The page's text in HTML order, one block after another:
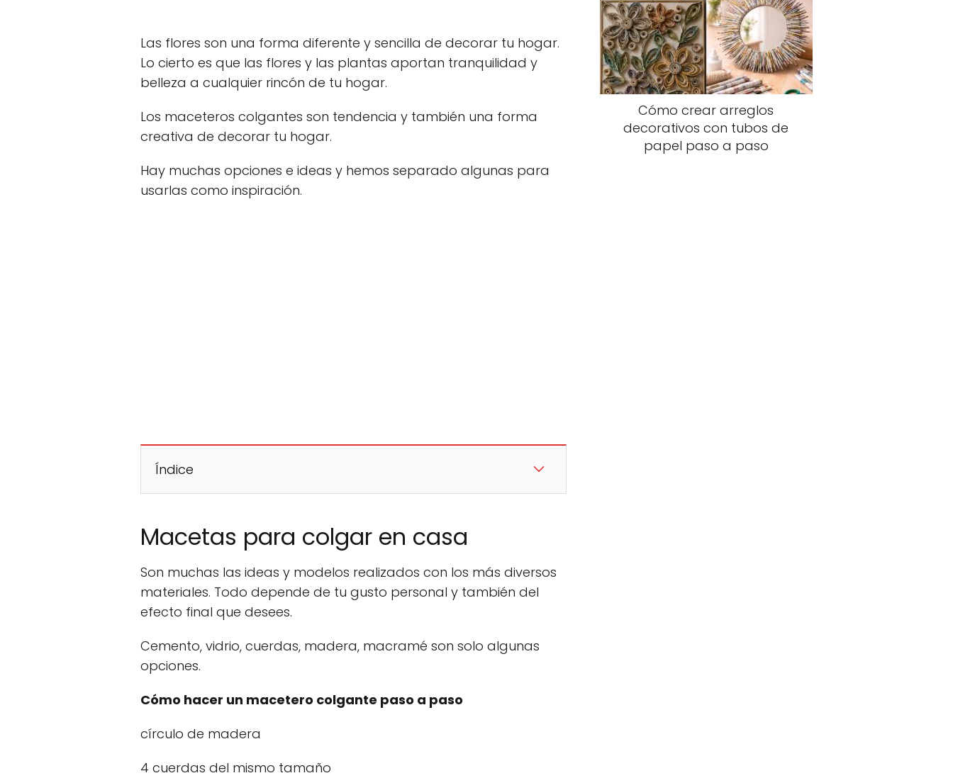
Las flores son una forma diferente y sencilla de decorar tu hogar.
Lo cierto es que las flores y las plantas aportan tranquilidad y
belleza a cualquier rincón de tu hogar.
Los maceteros colgantes son tendencia y también una forma
creativa de decorar tu hogar.
Hay muchas opciones e ideas y hemos separado algunas para
usarlas como inspiración.
Índice
Macetas para colgar en casa
Son muchas las ideas y modelos realizados con los más diversos
materiales. Todo depende de tu gusto personal y también del
efecto final que desees.
Cemento, vidrio, cuerdas, madera, macramé son solo algunas
opciones.
Cómo hacer un macetero colgante paso a paso
círculo de madera
4 cuerdas del mismo tamaño
Cómo crear arreglos
decorativos con tubos de
papel paso a paso